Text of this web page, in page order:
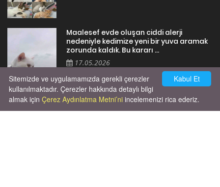
Maalesef evde oluşan ciddi alerji
nedeniyle kedimize yeni bir yuva aramak
zorunda kaldık. Bu kararı ...
17.05.2026
Kabul Et
Sitemizde ve uygulamamızda gerekli çerezler
kullanılmaktadır. Çerezler hakkında detaylı bilgi
almak için Çerez Aydınlatma Metni’ni incelemenizi rica ederiz.